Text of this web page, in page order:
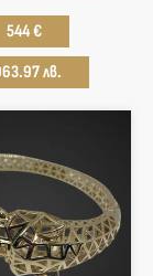
544 €
лв.